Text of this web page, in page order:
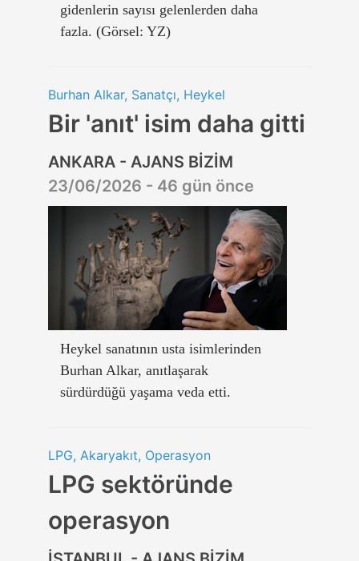
gidenlerin sayısı gelenlerden daha
fazla. (Görsel: YZ)
Burhan Alkar, Sanatçı, Heykel
Bir 'anıt' isim daha gitti
ANKARA - AJANS BİZİM
23/06/2026 - 46 gün önce
Heykel sanatının usta isimlerinden
Burhan Alkar, anıtlaşarak
sürdürdüğü yaşama veda etti.
LPG, Akaryakıt, Operasyon
LPG sektöründe
operasyon